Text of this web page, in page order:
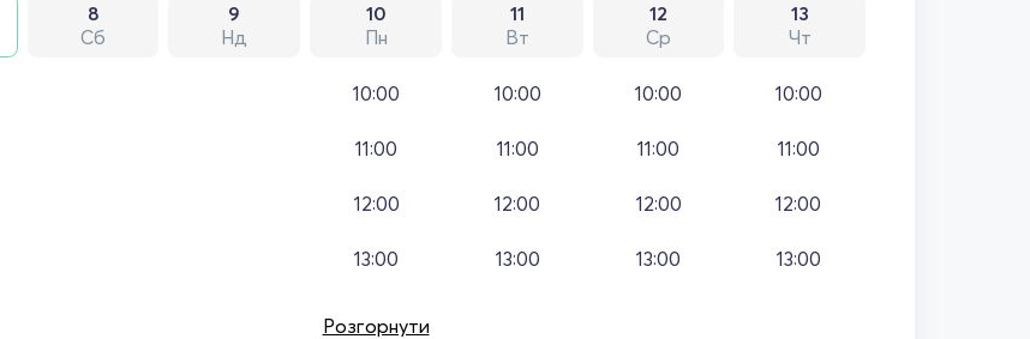
8
Сб
9
Нд
10
Пн
11
Вт
12
Ср
13
Чт
10:00
11:00
12:00
13:00
10:00
11:00
12:00
13:00
10:00
11:00
12:00
13:00
10:00
11:00
12:00
13:00
Розгорнути